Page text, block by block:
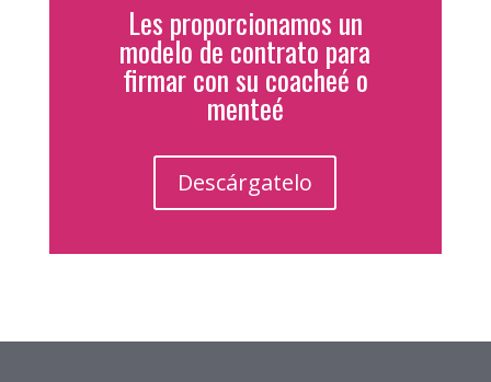
Les proporcionamos un
modelo de contrato para
firmar con su coacheé o
menteé
Descárgatelo